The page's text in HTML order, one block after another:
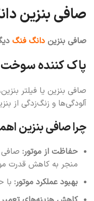
صافی بنزین
صافی بنزین دانگ فنگ
پاک کننده
صافی بنزین یا فیلتر
آلودگی‌ها و زنگ‌زدگی از
چرا صافی بنزین
حفاظت از موتور: صافی
منجر به کاهش قدرت
بهبود عملکرد موتور: با